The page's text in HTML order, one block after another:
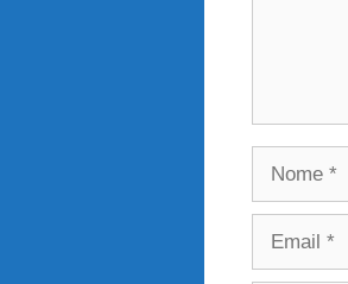
Nome
Email